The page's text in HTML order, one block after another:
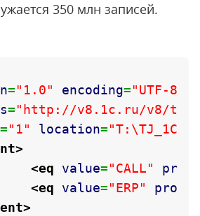
350 млн записей.
="1.0" encoding="UTF-8"
="http://v8.1c.ru/v8/
="1" location="T:\TJ_1C"
>
<eq
value="CALL"
<eq
value="ERP"
>